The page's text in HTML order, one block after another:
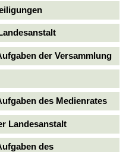
der Versammlung
des Medienrates
Landesanstalt
des